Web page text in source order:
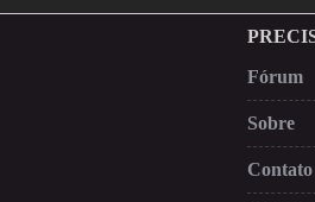
Fórum
Sobre
Contato